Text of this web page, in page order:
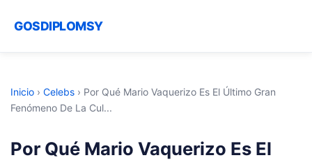
GOSDIPLOMSY
Inicio › Celebs › Por Qué Mario Vaquerizo Es El Último Gran
Fenómeno De La Cul...
Por Qué Mario Vaquerizo Es El